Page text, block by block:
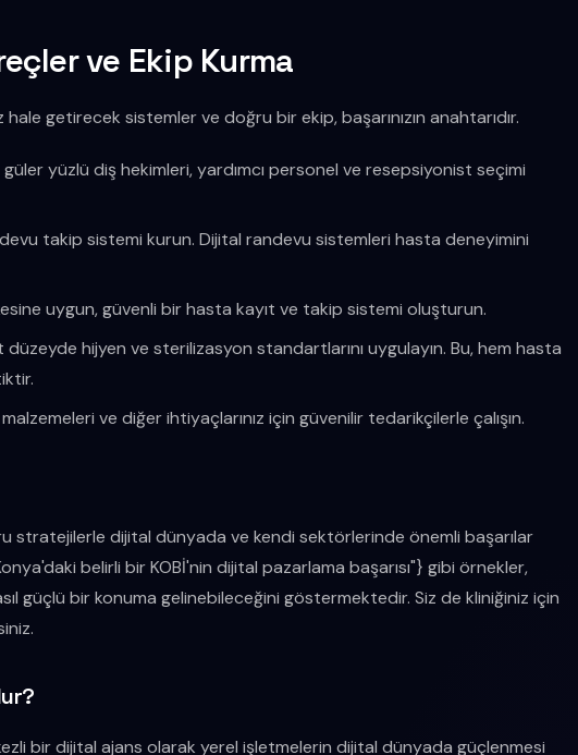
ve Ekip Kurma
getirecek sistemler ve doğru bir ekip, başarınızın anahtarıdır.
yüzlü diş hekimleri, yardımcı personel ve resepsiyonist seçimi
takip sistemi kurun. Dijital randevu sistemleri hasta deneyimini
uygun, güvenli bir hasta kayıt ve takip sistemi oluşturun.
düzeyde hijyen ve sterilizasyon standartlarını uygulayın. Bu, hem hasta
ve diğer ihtiyaçlarınız için güvenilir tedarikçilerle çalışın.
stratejilerle dijital dünyada ve kendi sektörlerinde önemli başarılar
belirli bir KOBİ'nin dijital pazarlama başarısı"} gibi örnekler,
güçlü bir konuma gelinebileceğini göstermektedir. Siz de kliniğiniz için
bir dijital ajans olarak yerel işletmelerin dijital dünyada güçlenmesi